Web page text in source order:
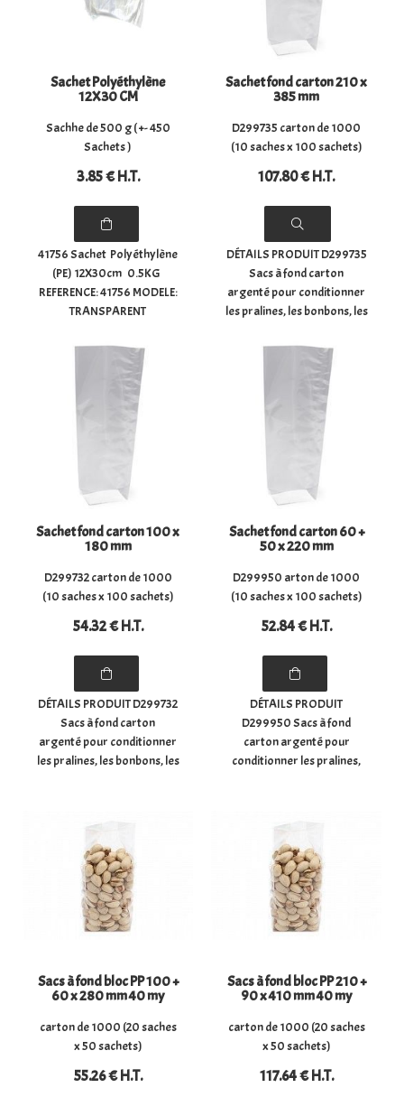
Sachet Polyéthylène
12X30 CM
Sachhe de 500 g ( +- 450
Sachets )
3.85€ H.T.
41756 Sachet Polyéthylène
(PE) 12X30cm 0.5KG
REFERENCE: 41756 MODELE:
TRANSPARENT
12X30CM UNITE POUR :
0,5KG (450 BAGS APROX.)
Sachet fond carton 210 x
385 mm
D299735 carton de 1000
(10 saches x 100 sachets)
107.80€H.T.
DÉTAILS PRODUIT D299735
Sacs à fond carton
argenté pour conditionner
les pralines, les bonbons, les
les biscuits, les épices, ...
- Dimensions du sachet à
plat : (largeur) 21 cm x
(hauteur) ...
Sachet fond carton 100 x
180 mm
D299732 carton de 1000
(10 saches x 100 sachets)
54.32€ H.T.
DÉTAILS PRODUIT D299732
Sacs à fond carton
argenté pour conditionner
les pralines, les bonbons, les
plat : (largeur) 10 cm x
(hauteur) 18 ...
Sachet fond carton 60 +
50 x 220 mm
D299950 arton de 1000
(10 saches x 100 sachets)
52.84€ H.T.
DÉTAILS PRODUIT
D299950 Sacs à fond
carton argenté pour
conditionner les pralines,
sachet à plat : (largeur) 6
cm x profondeur (5)
(hauteur) 22 ...
Sacs à fond bloc PP 100 +
60 x 280 mm 40 my
carton de 1000 (20 saches
x 50 sachets)
55.26€ H.T.
Sacs à fond bloc PP 210 +
90 x 410 mm 40 my
carton de 1000 (20 saches
x 50 sachets)
117.64€ H.T.